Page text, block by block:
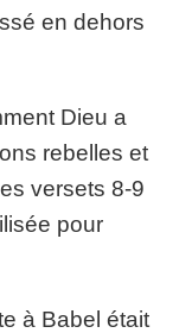
en dehors
Dieu a
rebelles et
versets 8-9
pour
à Babel était